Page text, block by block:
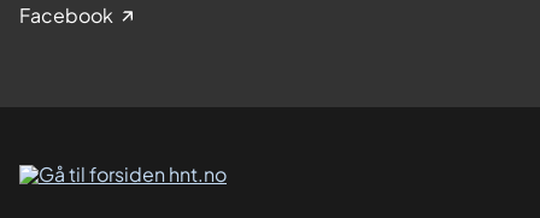
Facebook